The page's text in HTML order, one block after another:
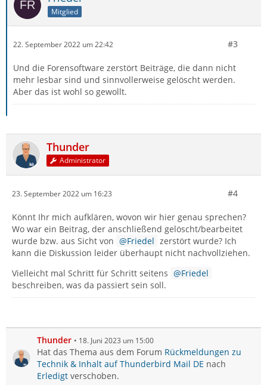
Mitglied
22. September 2022 um 22:42 #3
Und die Forensoftware zerstört Beiträge, die dann nicht
mehr lesbar sind und sinnvollerweise gelöscht werden.
Aber das ist wohl so gewollt.
Thunder
Administrator
23. September 2022 um 16:23 #4
Könnt Ihr mich aufklären, wovon wir hier genau sprechen?
Wo war ein Beitrag, der anschließend gelöscht/bearbeitet
wurde bzw. aus Sicht von
Friedel zerstört wurde? Ich
kann die Diskussion leider überhaupt nicht nachvollziehen.
Vielleicht mal Schritt für Schritt seitens
Friedel
beschreiben, was da passiert sein soll.
Thunder 18. Juni 2023 um 15:00
Hat das Thema aus dem Forum Rückmeldungen zu
Technik & Inhalt auf Thunderbird Mail DE nach
Erledigt verschoben.